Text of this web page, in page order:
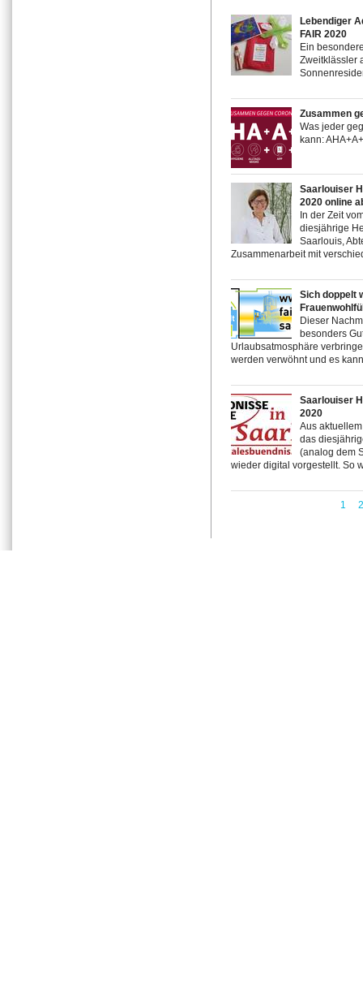
Lebendiger
FAIR 2020
Ein
Zweitklässler
Zusammen
Was jeder
kann:
Saarlouiser
2020 online
In der Zeit
diesjährige
Saarlouis,
Zusammenarbeit mit
Sich doppelt
Dieser
besonders
Urlaubsatmosphäre
werden verwöhnt und es
Saarlouiser
2020
Aus
das
(analog dem
wieder digital vorgestellt. So
1